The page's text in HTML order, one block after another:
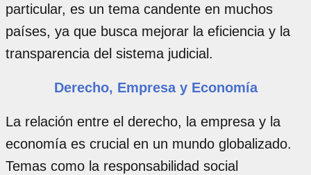
particular, es un tema candente en muchos
países, ya que busca mejorar la eficiencia y la
transparencia del sistema judicial.
Derecho, Empresa y Economía
La relación entre el derecho, la empresa y la
economía es crucial en un mundo globalizado.
Temas como la responsabilidad social